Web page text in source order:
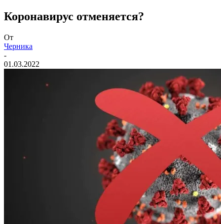
Коронавирус отменяется?
От
Черника
-
01.03.2022